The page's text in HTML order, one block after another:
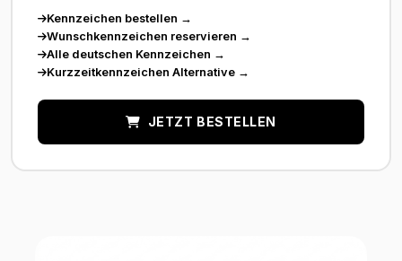
Kennzeichen bestellen →
Wunschkennzeichen reservieren →
Alle deutschen Kennzeichen →
Kurzzeitkennzeichen Alternative →
JETZT BESTELLEN